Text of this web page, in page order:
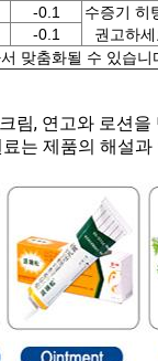
-0.1
수증기 히
권고하세
-0.1
맞춤화될 수 있습니
, 연고와 로션
는 제품의 해설